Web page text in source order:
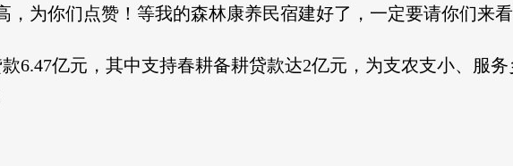
，为你们点赞！等我的森林康养民宿建好了，一定要请你们来
6.47亿元，其中支持春耕备耕贷款达2亿元，为支农支小、服